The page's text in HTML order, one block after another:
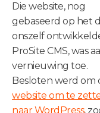
Die website, nog
gebaseerd op het
onszelf
ProSite CMS, was
vernieuwing toe.
Besloten werd om
website om te
naar WordPress,